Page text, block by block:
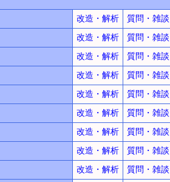
改造・解析 質問・雑談
改造・解析 質問・雑談
改造・解析 質問・雑談
改造・解析 質問・雑談
改造・解析 質問・雑談
改造・解析 質問・雑談
改造・解析 質問・雑談
改造・解析 質問・雑談
改造・解析 質問・雑談